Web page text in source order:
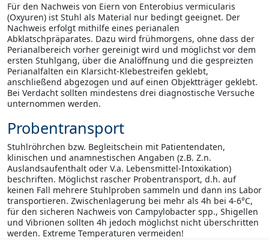
Für den Nachweis von Eiern von Enterobius vermicularis
(Oxyuren) ist Stuhl als Material nur bedingt geeignet. Der
Nachweis erfolgt mithilfe eines perianalen
Abklatschpräparates. Dazu wird frühmorgens, ohne dass der
Perianalbereich vorher gereinigt wird und möglichst vor dem
ersten Stuhlgang, über die Analöffnung und die gespreizten
Perianalfalten ein Klarsicht-Klebestreifen geklebt,
anschließend abgezogen und auf einen Objektträger geklebt.
Bei Verdacht sollten mindestens drei diagnostische Versuche
unternommen werden.
Probentransport
Stuhlröhrchen bzw. Begleitschein mit Patientendaten,
klinischen und anamnestischen Angaben (z.B. Z.n.
Auslandsaufenthalt oder V.a. Lebensmittel-Intoxikation)
beschriften. Möglichst rascher Probentransport, d.h. auf
keinen Fall mehrere Stuhlproben sammeln und dann ins Labor
transportieren. Zwischenlagerung bei mehr als 4h bei 4-6°C,
für den sicheren Nachweis von Campylobacter spp., Shigellen
und Vibrionen sollten 4h jedoch möglichst nicht überschritten
werden. Extreme Temperaturen vermeiden!